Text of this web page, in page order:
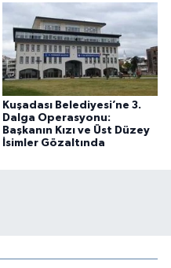
Kuşadası Belediyesi’ne 3.
Dalga Operasyonu:
Başkanın Kızı ve Üst Düzey
İsimler Gözaltında